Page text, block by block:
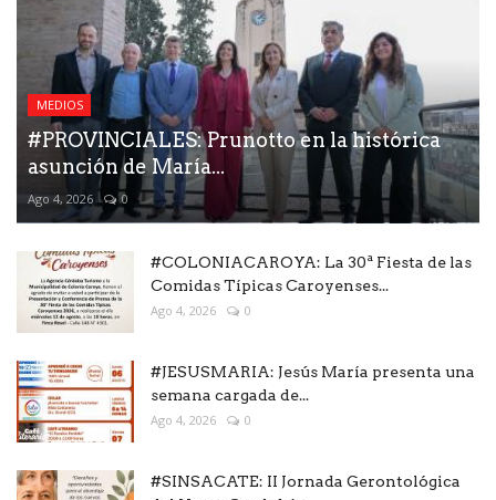
MEDIOS
#PROVINCIALES: Prunotto en la histórica
asunción de María...
Ago 4, 2026 0
#COLONIACAROYA: La 30ª Fiesta de las
Comidas Típicas Caroyenses...
Ago 4, 2026 0
#JESUSMARIA: Jesús María presenta una
semana cargada de...
Ago 4, 2026 0
#SINSACATE: II Jornada Gerontológica